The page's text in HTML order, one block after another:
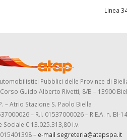
Linea
Pubblici delle Province di
Guido Alberto Rivetti, 8/B – 13900
– Atrio Stazione S. Paolo Biella
– R.I. 01537000026 – R.E.A. n. BI-
Sociale € 13.025.313,80 i.v.
– e-mail segreteria@atapspa.it